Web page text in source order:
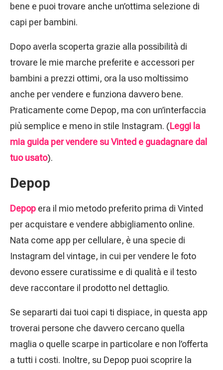
bene e puoi trovare anche un’ottima selezione di
capi per bambini.
Dopo averla scoperta grazie alla possibilità di
trovare le mie marche preferite e accessori per
bambini a prezzi ottimi, ora la uso moltissimo
anche per vendere e funziona davvero bene.
Praticamente come Depop, ma con un’interfaccia
più semplice e meno in stile Instagram. (Leggi la
mia guida per vendere su Vinted e guadagnare dal
tuo usato).
Depop
Depop era il mio metodo preferito prima di Vinted
per acquistare e vendere abbigliamento online.
Nata come app per cellulare, è una specie di
Instagram del vintage, in cui per vendere le foto
devono essere curatissime e di qualità e il testo
deve raccontare il prodotto nel dettaglio.
Se separarti dai tuoi capi ti dispiace, in questa app
troverai persone che davvero cercano quella
maglia o quelle scarpe in particolare e non l’offerta
a tutti i costi. Inoltre, su Depop puoi scoprire la